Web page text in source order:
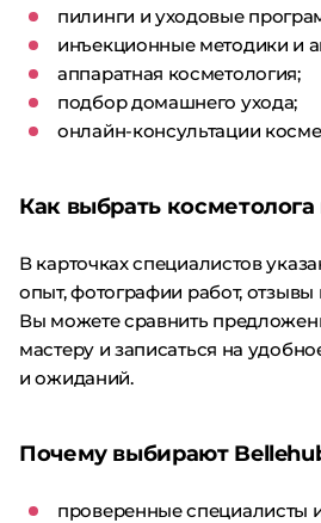
пилинги и уходовые
инъекционные методики и
аппаратная косметология;
подбор домашнего ухода;
онлайн-консультации
Как выбрать косметолога
В карточках специалистов
опыт, фотографии работ, отзывы
Вы можете сравнить
мастеру и записаться на
и ожиданий.
Почему выбирают
проверенные специалисты